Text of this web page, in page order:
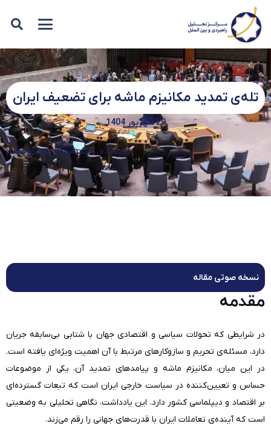
تله‌ی تمدید مکانیزم ماشه برای تضعیف ایران
29 شهریور 1404
نویسنده: محمدمهدی عمادی مقدم
نسخه صوتی مقاله
مقدمه
در شرایطی که تحولات سیاسی و اقتصادی جهان با شتابی بی‌سابقه جریان
دارد، مسئله‌ی تحریم و سازوکارهای مرتبط با آن اهمیت ویژه‌ای یافته است.
در این میان، مکانیزم ماشه و پیامدهای تمدید آن، یکی از موضوعات
حساس و تعیین‌کننده در سیاست خارجی ایران است که تبعات گسترده‌ای
بر اقتصاد و دیپلماسی کشور دارد. این یادداشت، نگاهی تحلیلی به وضعیتی
است که آینده‌ی تعاملات ایران با قدرت‌های جهانی را رقم می‌زند.